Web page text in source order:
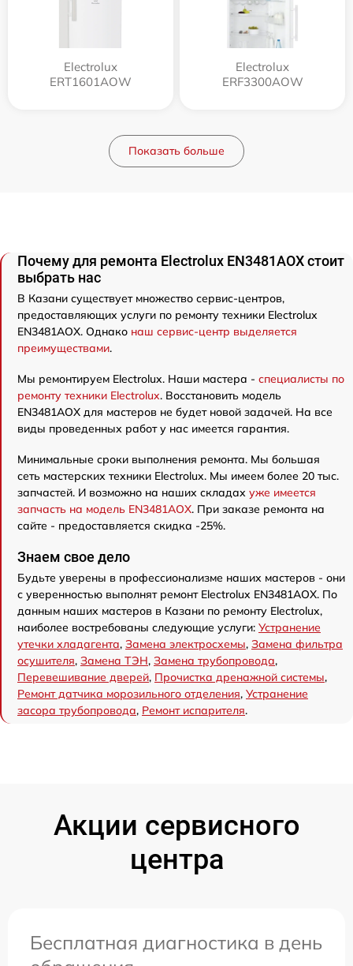
Electrolux
ERT1601AOW
Electrolux
ERF3300AOW
Показать больше
Почему для ремонта Electrolux EN3481AOX стоит
выбрать нас
В Казани существует множество сервис-центров,
предоставляющих услуги по ремонту техники Electrolux
EN3481AOX. Однако наш сервис-центр выделяется
преимуществами.
Мы ремонтируем Electrolux. Наши мастера - специалисты по
ремонту техники Electrolux. Восстановить модель
EN3481AOX для мастеров не будет новой задачей. На все
виды проведенных работ у нас имеется гарантия.
Минимальные сроки выполнения ремонта. Мы большая
сеть мастерских техники Electrolux. Мы имеем более 20 тыс.
запчастей. И возможно на наших складах уже имеется
запчасть на модель EN3481AOX. При заказе ремонта на
сайте - предоставляется скидка -25%.
Знаем свое дело
Будьте уверены в профессионализме наших мастеров - они
с уверенностью выполнят ремонт Electrolux EN3481AOX. По
данным наших мастеров в Казани по ремонту Electrolux,
наиболее востребованы следующие услуги: Устранение
утечки хладагента, Замена электросхемы, Замена фильтра
осушителя, Замена ТЭН, Замена трубопровода,
Перевешивание дверей, Прочистка дренажной системы,
Ремонт датчика морозильного отделения, Устранение
засора трубопровода, Ремонт испарителя.
Акции сервисного
центра
Бесплатная диагностика в день